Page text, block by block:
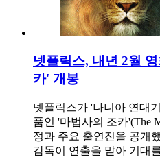
넷플릭스, 내년 2월
카' 개봉
넷플릭스가 '나니아 연대
품인 '마법사의 조카'(The
정과 주요 출연진을 공개
감독이 연출을 맡아 기대